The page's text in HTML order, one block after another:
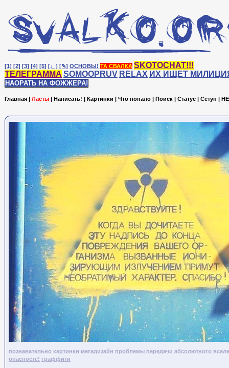
[1] [2] [3] [4] [5] [♩] [✎] ОСНОВЫ! ТА СВАЛКА SKOTOCHAT!!!
ТЕЛЕГРАММА SOMOOPRUV RELAX ИХ ИЩЕТ
НАОРАТЬ НА ФОЖЖЕРА!
Главная | Ласты | Написать! | Картинки | Что попало | Поиск | Статус | Сетуп |
познавательно картинки мегадизайн проблемы передачи абсолютного
опасносте! граффити